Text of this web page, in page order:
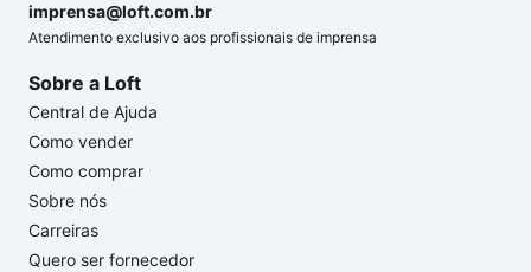
imprensa@loft.com.br
Atendimento exclusivo aos profissionais de imprensa
Sobre a Loft
Central de Ajuda
Como vender
Como comprar
Sobre nós
Carreiras
Quero ser fornecedor